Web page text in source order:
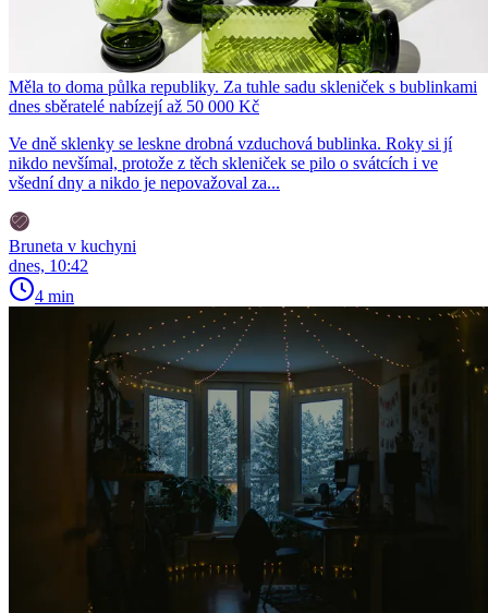
Měla to doma půlka republiky. Za tuhle sadu skleniček s bublinkami
dnes sběratelé nabízejí až 50 000 Kč
Ve dně sklenky se leskne drobná vzduchová bublinka. Roky si jí
nikdo nevšímal, protože z těch skleniček se pilo o svátcích i ve
všední dny a nikdo je nepovažoval za...
Bruneta v kuchyni
dnes, 10:42
4 min